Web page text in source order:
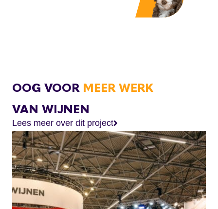
OOG VOOR MEER WERK
VAN WIJNEN
Lees meer over dit project